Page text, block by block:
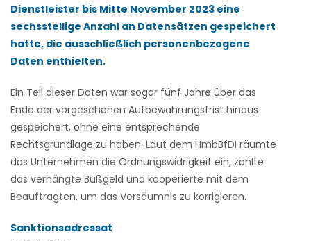
Dienstleister bis Mitte November 2023 eine
sechsstellige Anzahl an Datensätzen gespeichert
hatte, die ausschließlich personenbezogene
Daten enthielten.
Ein Teil dieser Daten war sogar fünf Jahre über das
Ende der vorgesehenen Aufbewahrungsfrist hinaus
gespeichert, ohne eine entsprechende
Rechtsgrundlage zu haben. Laut dem HmbBfDI räumte
das Unternehmen die Ordnungswidrigkeit ein, zahlte
das verhängte Bußgeld und kooperierte mit dem
Beauftragten, um das Versäumnis zu korrigieren.
Sanktionsadressat